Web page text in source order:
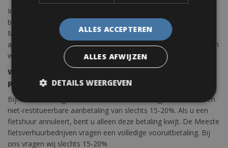
In drukke tijden blokkeren we het automatische
boekingssysteem en is fietsverhuur alleen op aanvraag.
Mochten er geen fietsen beschikbaar zijn, dan zoeken we een
andere oplossing in de buurt. Als dit ook niet mogelijk is, storten
we je betaling uiteraard binnen 24 uur terug
Wat is uw voordeel om via ons Fietsverhuur Europa-
platform te boeken?
Bijna alle boekingen van fietsverhuur worden geleverd met een
niet-restitueerbare aanbetaling van slechts 15-20%. Als u een
fietshuur annuleert, bent u alleen deze betaling kwijt. De Meeste
fietsverhuurbedrijven vragen een volledige vooruitbetaling. Bij
ons vragen wij slechts 15-20%
ALLES ACCEPTEREN
ALLES AFWIJZEN
DETAILS WEERGEVEN